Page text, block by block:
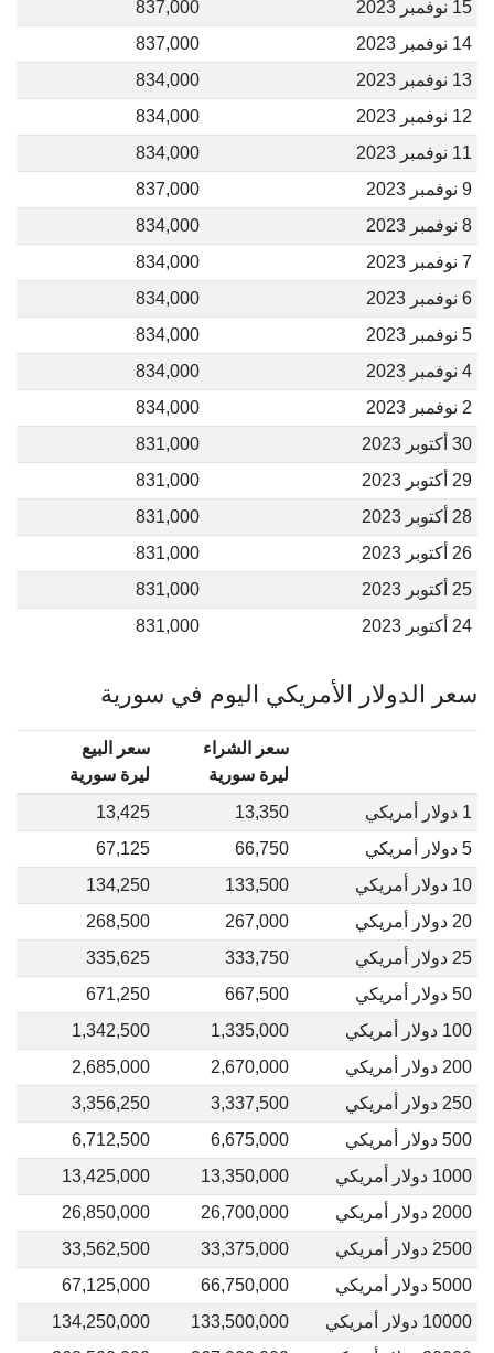
15 نوفمبر 2023
837,000
14 نوفمبر 2023
837,000
13 نوفمبر 2023
834,000
12 نوفمبر 2023
834,000
11 نوفمبر 2023
834,000
9 نوفمبر 2023
837,000
8 نوفمبر 2023
834,000
7 نوفمبر 2023
834,000
6 نوفمبر 2023
834,000
5 نوفمبر 2023
834,000
4 نوفمبر 2023
834,000
2 نوفمبر 2023
834,000
30 أكتوبر 2023
831,000
29 أكتوبر 2023
831,000
28 أكتوبر 2023
831,000
26 أكتوبر 2023
831,000
25 أكتوبر 2023
831,000
24 أكتوبر 2023
831,000
سعر الدولار الأمريكي اليوم في سورية
سعر الشراء
ليرة سورية
سعر البيع
ليرة سورية
1 دولار أمريكي
13,350
13,425
5 دولار أمريكي
66,750
67,125
10 دولار أمريكي
133,500
134,250
20 دولار أمريكي
267,000
268,500
25 دولار أمريكي
333,750
335,625
50 دولار أمريكي
667,500
671,250
100 دولار أمريكي
1,335,000
1,342,500
200 دولار أمريكي
2,670,000
2,685,000
250 دولار أمريكي
3,337,500
3,356,250
500 دولار أمريكي
6,675,000
6,712,500
1000 دولار أمريكي
13,350,000
13,425,000
2000 دولار أمريكي
26,700,000
26,850,000
2500 دولار أمريكي
33,375,000
33,562,500
5000 دولار أمريكي
66,750,000
67,125,000
10000 دولار أمريكي
133,500,000
134,250,000